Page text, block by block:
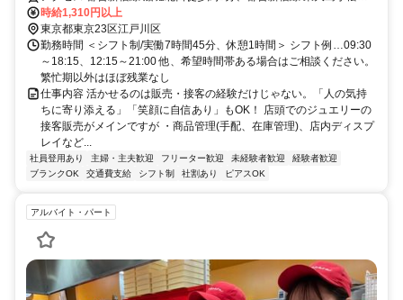
口徒歩約22分、都営新宿線 一之江A0口徒歩約27分 船堀駅徒歩５分
時給1,310円以上
東京都東京23区江戸川区
勤務時間 ＜シフト制/実働7時間45分、休憩1時間＞ シフト例…09:30
～18:15、12:15～21:00 他、希望時間帯ある場合はご相談ください。
繁忙期以外はほぼ残業なし
仕事内容 活かせるのは販売・接客の経験だけじゃない。「人の気持
ちに寄り添える」「笑顔に自信あり」もOK！ 店頭でのジュエリーの
接客販売がメインですが ・商品管理(手配、在庫管理)、店内ディスプ
レイなど...
社員登用あり 主婦・主夫歓迎 フリーター歓迎 未経験者歓迎
経験者歓迎
ブランクOK
交通費支給 シフト制 社割あり ピアスOK
アルバイト・パート